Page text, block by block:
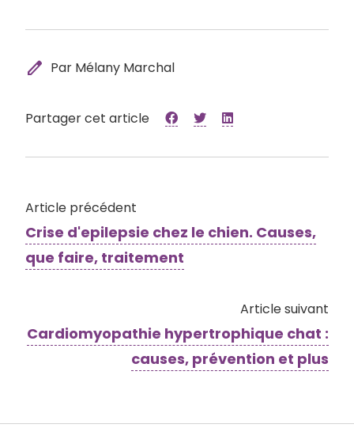
edit Par Mélany Marchal
Partager cet article
Article précédent
Crise d'epilepsie chez le chien. Causes,
que faire, traitement
Article suivant
Cardiomyopathie hypertrophique chat :
causes, prévention et plus